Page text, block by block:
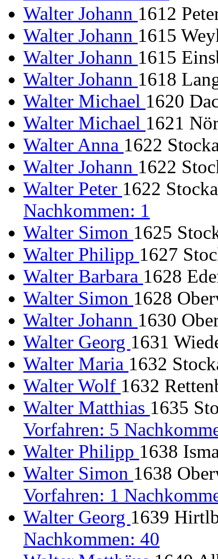
Walter Johann 1612
Walter Johann 1615
Walter Johann 1615
Walter Johann 1618
Walter Michael 1620
Walter Michael 1621
Walter Anna 1622
Walter Johann 1622
Walter Peter 1622
Nachkommen: 1
Walter Simon 1625
Walter Philipp 1627
Walter Barbara 1628
Walter Simon 1628
Walter Johann 1630
Walter Georg 1631
Walter Maria 1632
Walter Wolf 1632
Walter Matthias 1635
Vorfahren: 5
Walter Philipp 1638
Walter Simon 1638
Vorfahren: 1
Walter Georg 1639
Nachkommen: 40